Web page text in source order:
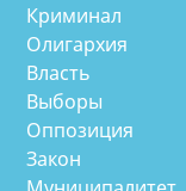
Криминал
Олигархия
Власть
Выборы
Оппозиция
Закон